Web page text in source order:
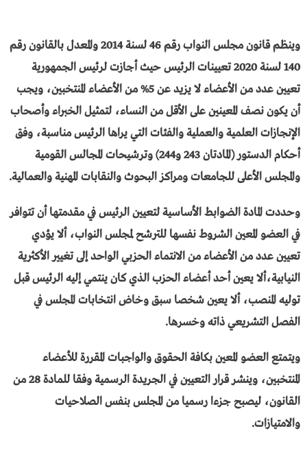
وينظم قانون مجلس النواب رقم 46 لسنة 2014 والمعدل بالقانون رقم
140 لسنة 2020 تعيينات الرئيس حيث أجازت لرئيس الجمهورية
تعيين عدد من الأعضاء لا يزيد عن 5% من الأعضاء المنتخبين، ويجب
أن يكون نصف المعينين على الأقل من النساء، لتمثيل الخبراء وأصحاب
الإنجازات العلمية والعملية والفئات التي يراها الرئيس مناسبة، وفق
أحكام الدستور (المادتان 243 و244) وترشيحات المجالس القومية
والمجلس الأعلى للجامعات ومراكز البحوث والنقابات المهنية والعمالية.
وحددت المادة الضوابط الأساسية لتعيين الرئيس في مقدمتها أن تتوافر
في العضو المعين الشروط نفسها للترشح لمجلس النواب، ألا يؤدي
تعيين عدد من الأعضاء من الانتماء الحزبي الواحد إلى تغيير الأكثرية
النيابية،ألا يعين أحد أعضاء الحزب الذي كان ينتمي إليه الرئيس قبل
توليه المنصب، ألا يعين شخصا سبق وخاض انتخابات المجلس في
الفصل التشريعي ذاته وخسرها.
ويتمتع العضو المعين بكافة الحقوق والواجبات المقررة للأعضاء
المنتخبين، وينشر قرار التعيين في الجريدة الرسمية وفقا للمادة 28 من
القانون، ليصبح جزءا رسميا من المجلس بنفس الصلاحيات
والامتيازات.